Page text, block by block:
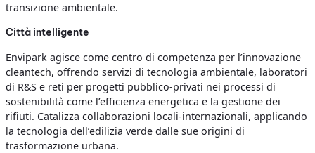
transizione ambientale.
Città intelligente
Envipark agisce come centro di competenza per l’innovazione
cleantech, offrendo servizi di tecnologia ambientale, laboratori
di R&S e reti per progetti pubblico-privati nei processi di
sostenibilità come l’efficienza energetica e la gestione dei
rifiuti. Catalizza collaborazioni locali-internazionali, applicando
la tecnologia dell’edilizia verde dalle sue origini di
trasformazione urbana.